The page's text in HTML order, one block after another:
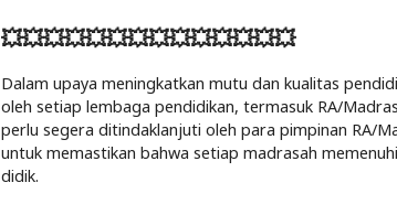
💥💥💥💥💥💥💥💥💥💥💥💥💥💥
Dalam upaya meningkatkan mutu dan kualitas
oleh setiap lembaga pendidikan, termasuk RA/
perlu segera ditindaklanjuti oleh para pimpinan RA/
untuk memastikan bahwa setiap madrasah
didik.